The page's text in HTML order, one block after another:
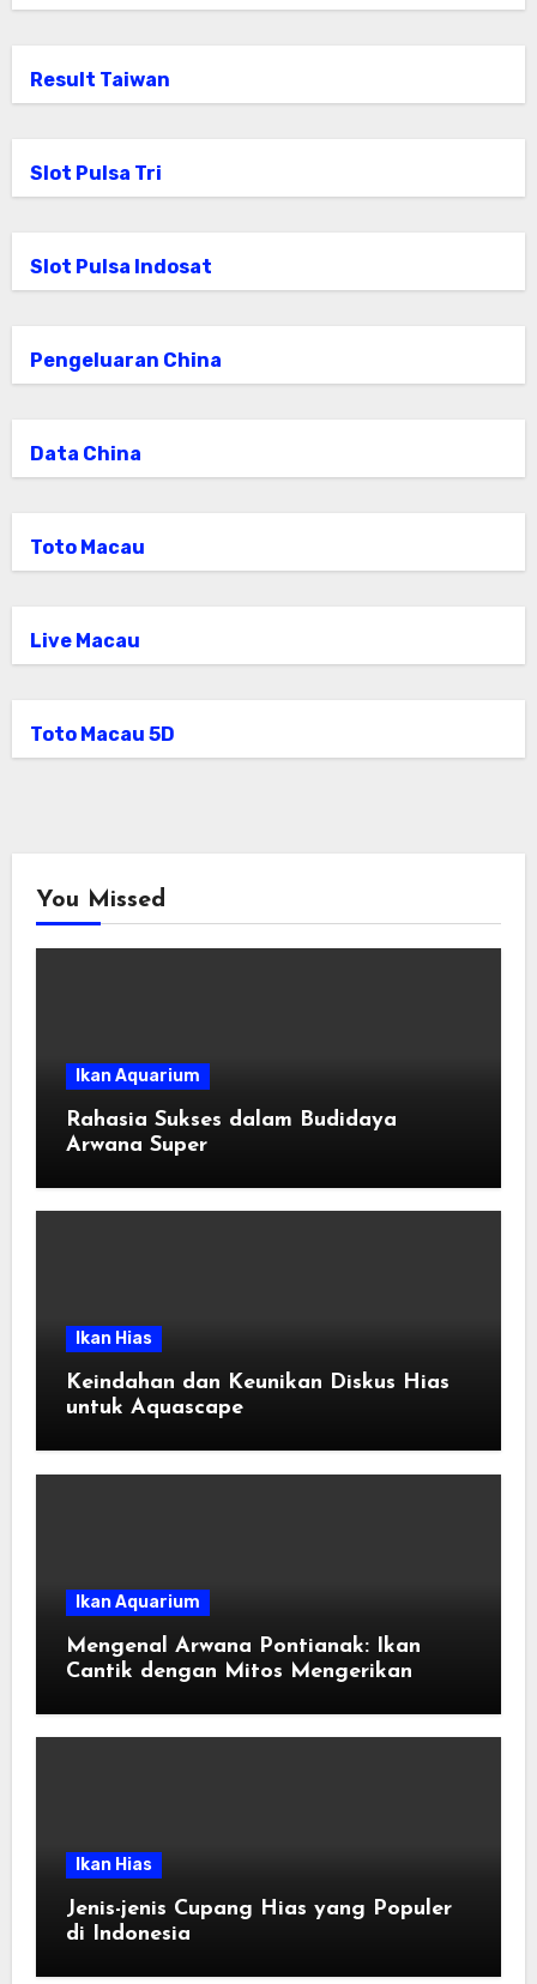
Result Taiwan
Slot Pulsa Tri
Slot Pulsa Indosat
Pengeluaran China
Data China
Toto Macau
Live Macau
Toto Macau 5D
You Missed
Ikan Aquarium
Rahasia Sukses dalam Budidaya
Arwana Super
Ikan Hias
Keindahan dan Keunikan Diskus Hias
untuk Aquascape
Ikan Aquarium
Mengenal Arwana Pontianak: Ikan
Cantik dengan Mitos Mengerikan
Ikan Hias
Jenis-jenis Cupang Hias yang Populer
di Indonesia